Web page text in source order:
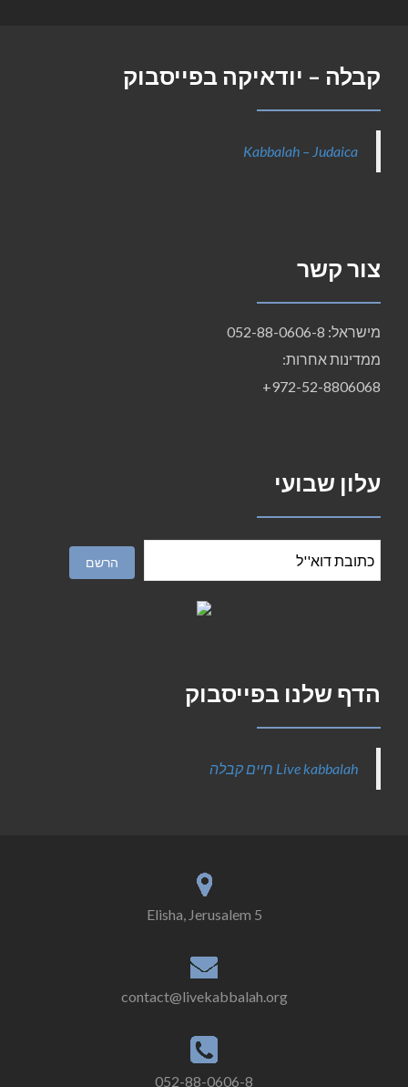
קבלה – יודאיקה בפייסבוק
Kabbalah – Judaica
צור קשר
מישראל: 052-88-0606-8
ממדינות אחרות:
972-52-8806068+
עלון שבועי
הדף שלנו בפייסבוק
‎Live kabbalah חיים קבלה‎
5 Elisha, Jerusalem
contact@livekabbalah.org
052-88-0606-8